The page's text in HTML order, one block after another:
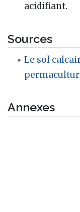
acidifiant.
Sources
Le sol
Annexes